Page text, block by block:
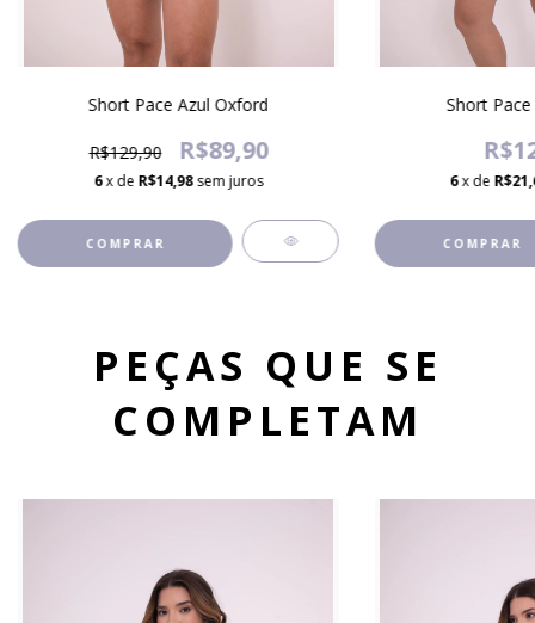
Short Pace Azul Oxford
R$129,90 R$89,90
6x de R$14,98 sem juros
COMPRAR
Short
6x de
COMPRAR
PEÇAS QUE SE
COMPLETAM